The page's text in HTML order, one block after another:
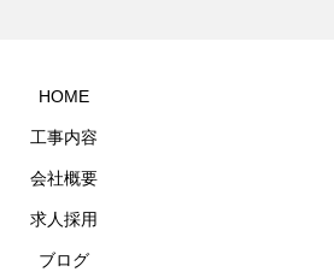
HOME
工事内容
会社概要
求人採用
ブログ